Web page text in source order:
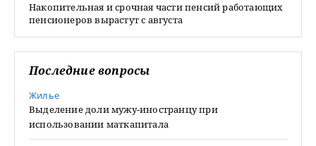
Накопительная и срочная части пенсий работающих
пенсионеров вырастут с августа
Последние вопросы
Жилье
Выделение доли мужу-иностранцу при
использовании маткапитала